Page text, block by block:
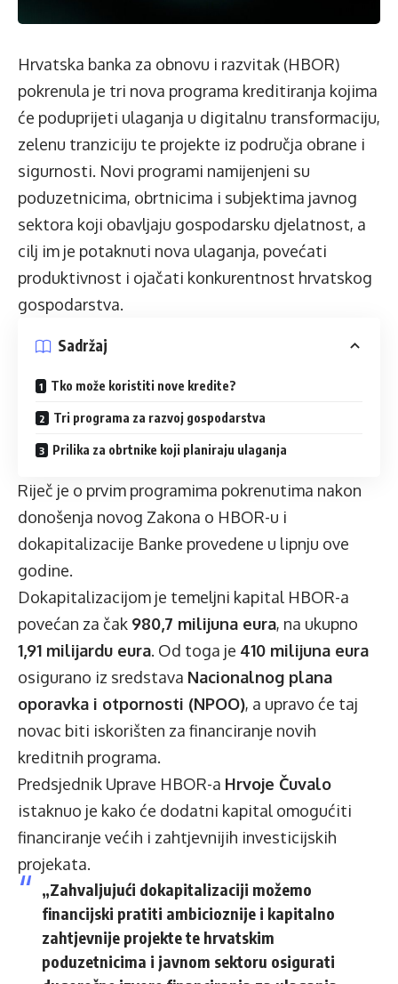
Hrvatska banka za obnovu i razvitak (HBOR)
pokrenula je tri nova programa kreditiranja kojima
će poduprijeti ulaganja u digitalnu transformaciju,
zelenu tranziciju te projekte iz područja obrane i
sigurnosti. Novi programi namijenjeni su
poduzetnicima, obrtnicima i subjektima javnog
sektora koji obavljaju gospodarsku djelatnost, a
cilj im je potaknuti nova ulaganja, povećati
produktivnost i ojačati konkurentnost hrvatskog
gospodarstva.
Sadržaj
Tko može koristiti nove kredite?
Tri programa za razvoj gospodarstva
Prilika za obrtnike koji planiraju ulaganja
Riječ je o prvim programima pokrenutima nakon
donošenja novog Zakona o HBOR-u i
dokapitalizacije Banke provedene u lipnju ove
godine.
Dokapitalizacijom je temeljni kapital HBOR-a
povećan za čak 980,7 milijuna eura, na ukupno
1,91 milijardu eura. Od toga je 410 milijuna eura
osigurano iz sredstava Nacionalnog plana
oporavka i otpornosti (NPOO), a upravo će taj
novac biti iskorišten za financiranje novih
kreditnih programa.
Predsjednik Uprave HBOR-a Hrvoje Čuvalo
istaknuo je kako će dodatni kapital omogućiti
financiranje većih i zahtjevnijih investicijskih
projekata.
„Zahvaljujući dokapitalizaciji možemo
financijski pratiti ambicioznije i kapitalno
zahtjevnije projekte te hrvatskim
poduzetnicima i javnom sektoru osigurati